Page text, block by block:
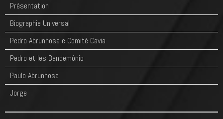
Présentation
Biographie Universal
Pedro Abrunhosa e Comité Cavia
Pedro et les Bandemónio
Paulo Abrunhosa
Jorge